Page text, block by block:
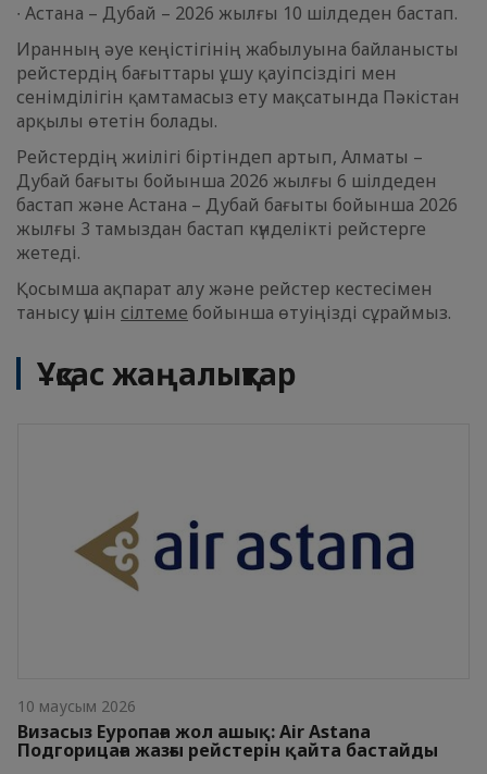
∙ Астана – Дубай – 2026 жылғы 10 шілдеден бастап.
Иранның әуе кеңістігінің жабылуына байланысты
рейстердің бағыттары ұшу қауіпсіздігі мен
сенімділігін қамтамасыз ету мақсатында Пәкістан
арқылы өтетін болады.
Рейстердің жиілігі біртіндеп артып, Алматы –
Дубай бағыты бойынша 2026 жылғы 6 шілдеден
бастап және Астана – Дубай бағыты бойынша 2026
жылғы 3 тамыздан бастап күнделікті рейстерге
жетеді.
Қосымша ақпарат алу және рейстер кестесімен
танысу үшін сілтеме бойынша өтуіңізді сұраймыз.
Ұқсас жаңалықтар
10 маусым 2026
Визасыз Еуропаға жол ашық: Air Astana
Подгорицаға жазғы рейстерін қайта бастайды